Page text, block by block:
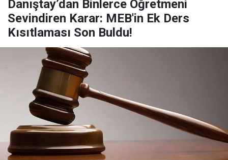
Danıştay’dan Binlerce Öğretmeni
Sevindiren Karar: MEB'in Ek Ders
Kısıtlaması Son Buldu!